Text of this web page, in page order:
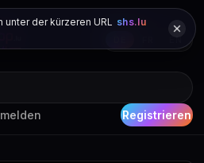
Registrieren
unter der kürzeren URL shs.lu